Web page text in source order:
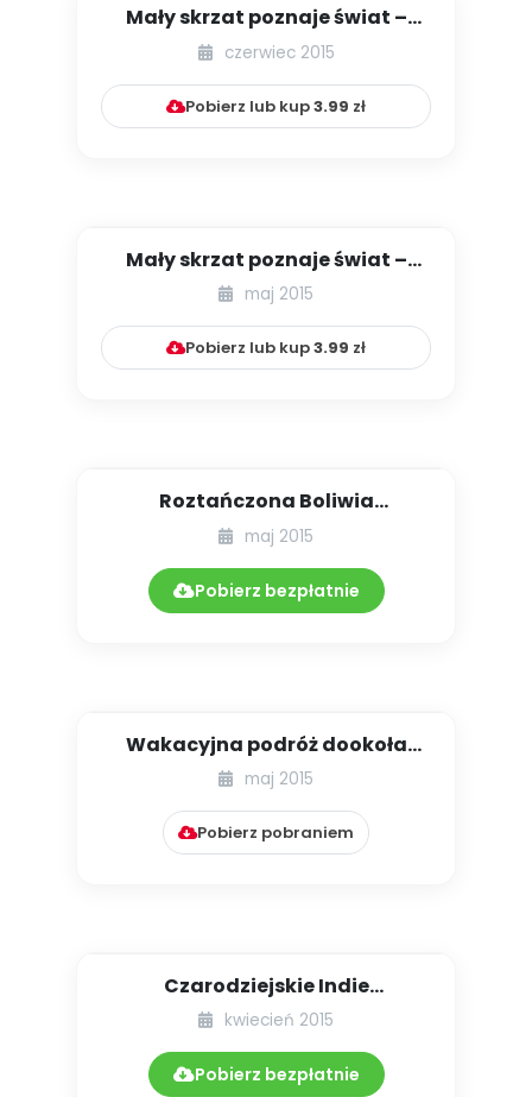
Mały skrzat poznaje świat –
Hiszpania [zabawy tematyczn...
czerwiec 2015
Pobierz lub kup3.99 zł
Mały skrzat poznaje świat –
Wielka Brytania, cz. II [za...
maj 2015
Pobierz lub kup3.99 zł
Roztańczona Boliwia
(propozycje
multisensorycznych zaję...
maj 2015
Pobierz bezpłatnie
Wakacyjna podróż dookoła
świata – scenariusz zajęć dla ...
maj 2015
Pobierz pobraniem
Czarodziejskie Indie
(propozycje
kwiecień 2015
Pobierz bezpłatnie